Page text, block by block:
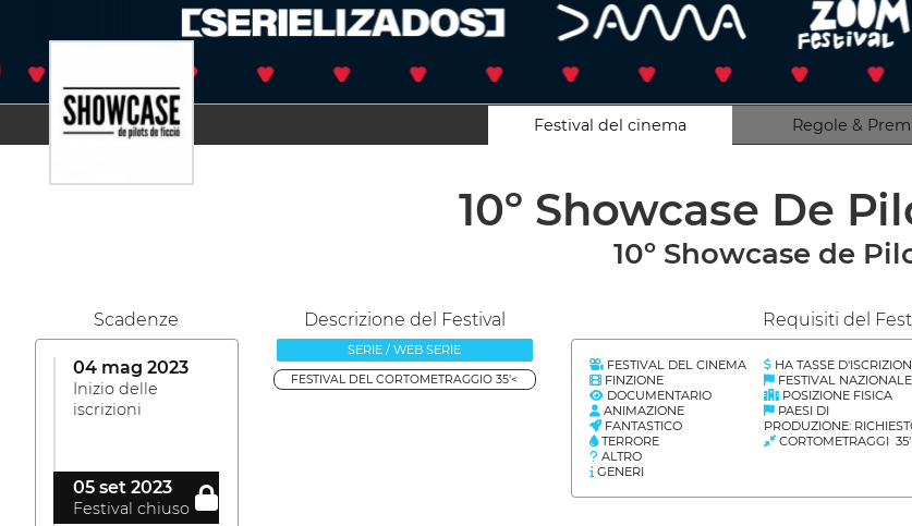
Festival del cinema Regole &
10º Showcase De
10º Showcase de
Scadenze
04 mag 2023
Inizio delle
iscrizioni
05 set 2023
Festival chiuso
Descrizione del Festival
SERIE / WEB SERIE
FESTIVAL DEL CORTOMETRAGGIO 35'<
Requisiti del
FESTIVAL DEL CINEMA
FINZIONE
DOCUMENTARIO
ANIMAZIONE
FANTASTICO
TERRORE
ALTRO
GENERI
HA TASSE
FESTIVAL NAZIONALE
POSIZIONE FISICA
PAESI DI
PRODUZIONE:
CORTOMETRAGGI